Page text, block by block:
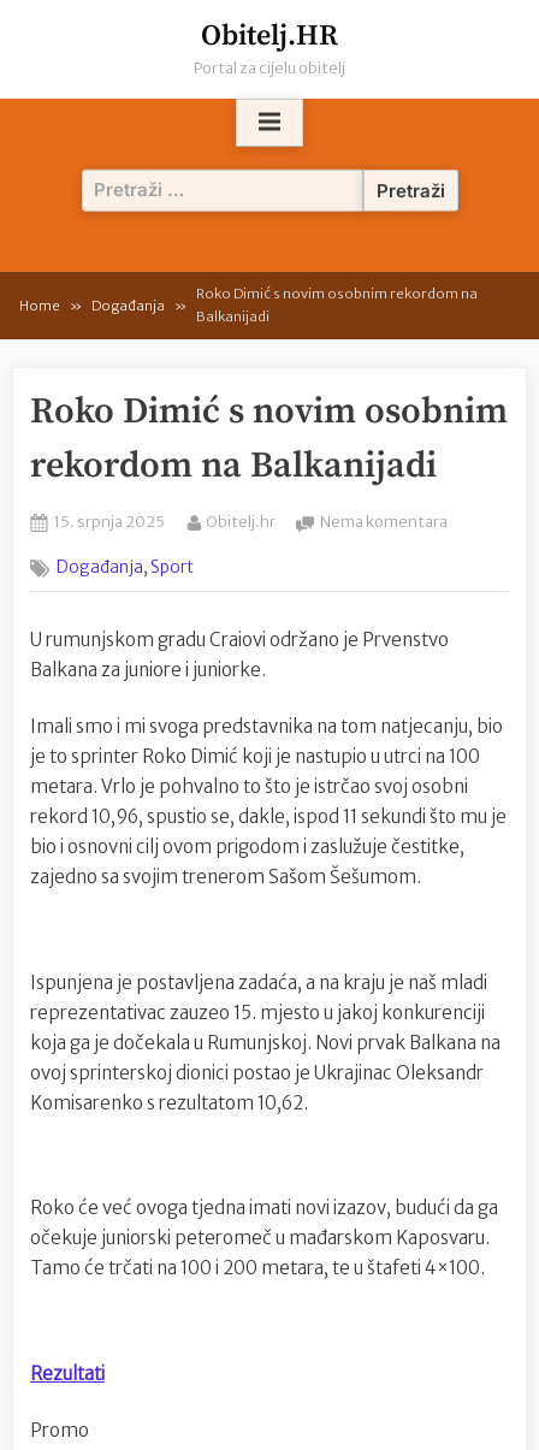
Obitelj.HR
Portal za cijelu obitelj
Pretraži:
Home Događanja
Roko Dimić s novim osobnim rekordom na
Balkanijadi
Roko Dimić s novim osobnim
rekordom na Balkanijadi
Posted
15. srpnja 2025 By
Obitelj.hr Nema komentara
s
osobnim
Balkanijadi
Događanja,Sport
U rumunjskom gradu Craiovi održano je Prvenstvo
Balkana za juniore i juniorke.
Imali smo i mi svoga predstavnika na tom natjecanju, bio
je to sprinter Roko Dimić koji je nastupio u utrci na 100
metara. Vrlo je pohvalno to što je istrčao svoj osobni
rekord 10,96, spustio se, dakle, ispod 11 sekundi što mu je
bio i osnovni cilj ovom prigodom i zaslužuje čestitke,
zajedno sa svojim trenerom Sašom Šešumom.
Ispunjena je postavljena zadaća, a na kraju je naš mladi
reprezentativac zauzeo 15. mjesto u jakoj konkurenciji
koja ga je dočekala u Rumunjskoj. Novi prvak Balkana na
ovoj sprinterskoj dionici postao je Ukrajinac Oleksandr
Komisarenko s rezultatom 10,62.
Roko će već ovoga tjedna imati novi izazov, budući da ga
očekuje juniorski peteromeč u mađarskom Kaposvaru.
Tamo će trčati na 100 i 200 metara, te u štafeti 4×100.
Rezultati
Promo